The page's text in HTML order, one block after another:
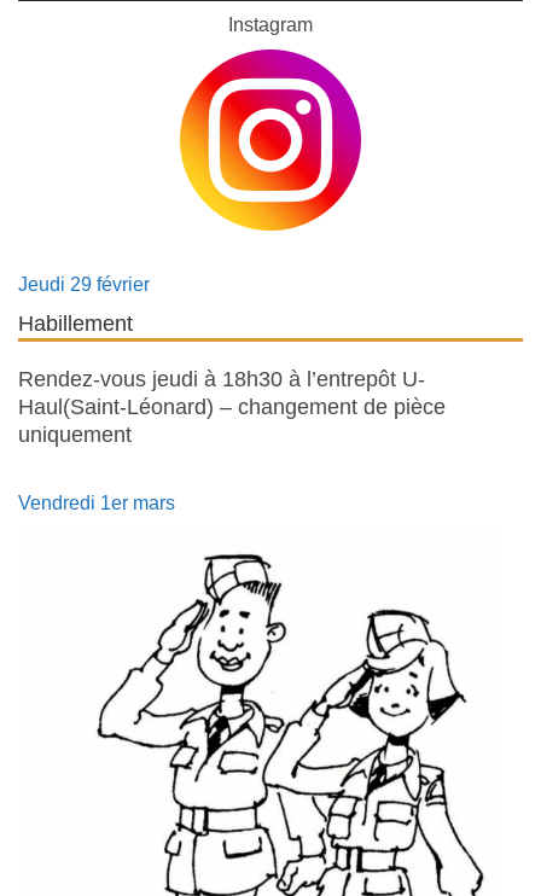
Instagram
Jeudi 29 février
Habillement
Rendez-vous jeudi à 18h30 à l’entrepôt U-
Haul(Saint-Léonard) – changement de pièce
uniquement
Vendredi 1er mars